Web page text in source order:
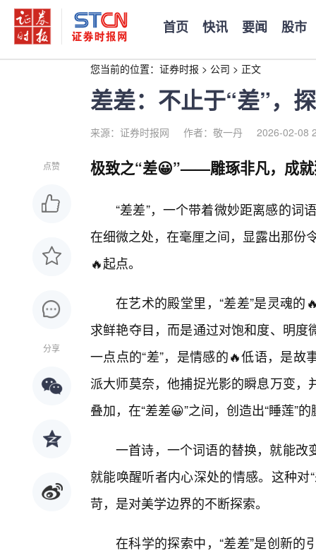
首页 快讯 要闻 股市
您当前的位置： 证券时报 > 公司 > 正文
差差：不止于“差”，
来源：证券时报网 作者：敬一丹 2026-02-08
点赞
分享
极致之“差😀”——雕琢非凡，成
“差差”，一个带着微妙距离感的词
在细微之处，在毫厘之间，显露出那份
🔥起点。
在艺术的殿堂里，“差差”是灵魂
求鲜艳夺目，而是通过对饱和度、明
一点点的“差”，是情感的🔥低语，是
派大师莫奈，他捕捉光影的瞬息万变
叠加，在“差差😀”之间，创造出“睡莲”
一首诗，一个词语的替换，就能改
就能唤醒听者内心深处的情感。这种
苛，是对美学边界的不断探索。
在科学的探索中，“差差”是创新